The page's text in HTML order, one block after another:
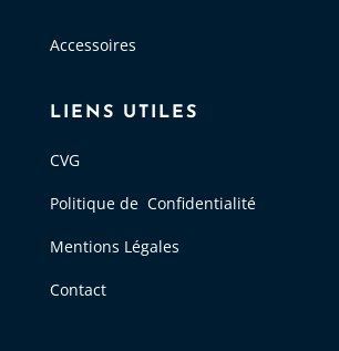
Accessoires
LIENS UTILES
CVG
Politique de Confidentialité
Mentions Légales
Contact